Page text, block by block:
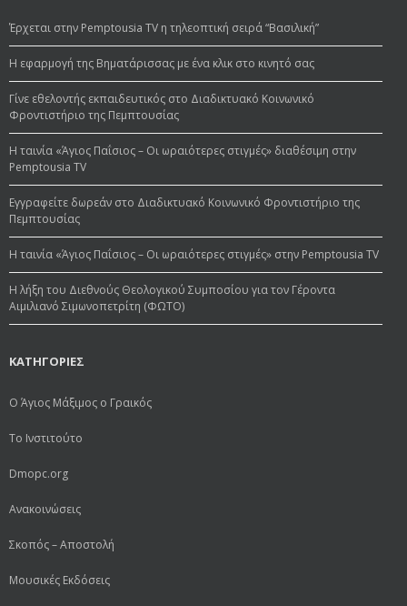
Έρχεται στην Pemptousia TV η τηλεοπτική σειρά “Βασιλική”
Η εφαρμογή της Βηματάρισσας με ένα κλικ στο κινητό σας
Γίνε εθελοντής εκπαιδευτικός στο Διαδικτυακό Κοινωνικό
Φροντιστήριο της Πεμπτουσίας
Η ταινία «Άγιος Παΐσιος – Οι ωραιότερες στιγμές» διαθέσιμη στην
Pemptousia TV
Εγγραφείτε δωρεάν στο Διαδικτυακό Κοινωνικό Φροντιστήριο της
Πεμπτουσίας
Η ταινία «Άγιος Παΐσιος – Οι ωραιότερες στιγμές» στην Pemptousia TV
Η λήξη του Διεθνούς Θεολογικού Συμποσίου για τον Γέροντα
Αιμιλιανό Σιμωνοπετρίτη (ΦΩΤΟ)
ΚΑΤΗΓΟΡΙΕΣ
Ο Άγιος Μάξιμος ο Γραικός
Το Ινστιτούτο
Dmopc.org
Ανακοινώσεις
Σκοπός – Αποστολή
Μουσικές Εκδόσεις